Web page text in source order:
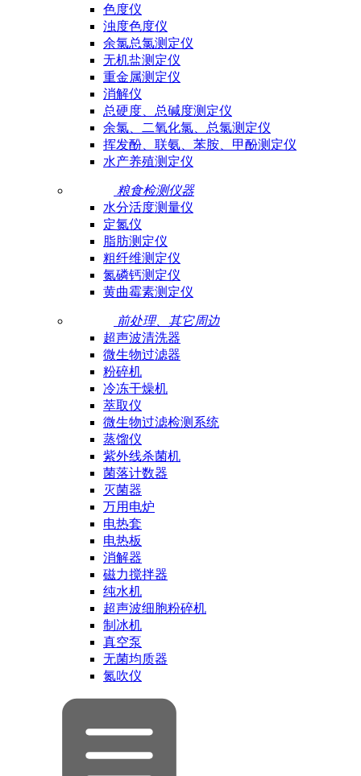
色度仪
浊度色度仪
余氯总氯测定仪
无机盐测定仪
重金属测定仪
消解仪
总硬度、总碱度测定仪
余氯、二氧化氯、总氯测定仪
挥发酚、联氨、苯胺、甲酚测定仪
水产养殖测定仪
粮食检测仪器
水分活度测量仪
定氮仪
脂肪测定仪
粗纤维测定仪
氮磷钙测定仪
黄曲霉素测定仪
前处理、其它周边
超声波清洗器
微生物过滤器
粉碎机
冷冻干燥机
萃取仪
微生物过滤检测系统
蒸馏仪
紫外线杀菌机
菌落计数器
灭菌器
万用电炉
电热套
电热板
消解器
磁力搅拌器
纯水机
超声波细胞粉碎机
制冰机
真空泵
无菌均质器
氮吹仪